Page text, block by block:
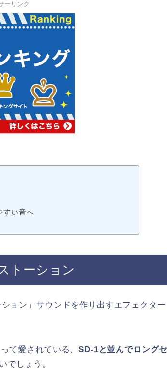
ーリンク
すい音へ
トーション
ョン」サウンドを作り出すエフェクター
て愛されている、SD-1と並んでロングセ
でしょう。